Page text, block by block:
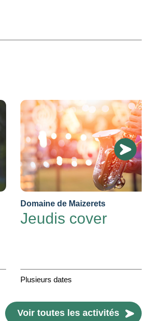
Domaine de Maizerets
Jeudis cover
Plusieurs dates
Voir toutes les activités